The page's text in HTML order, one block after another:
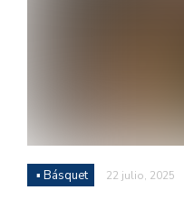
▪ Básquet 22 julio, 2025